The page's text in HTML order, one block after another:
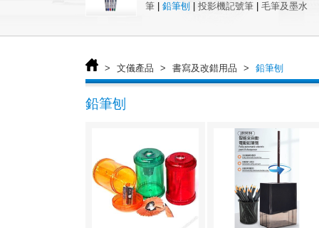
筆
鉛筆刨 投影機記號筆 毛筆及墨水
> 文儀產品 > 書寫及改錯用品 > 鉛筆刨
鉛筆刨